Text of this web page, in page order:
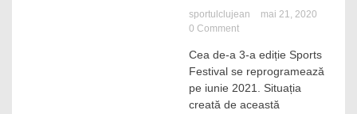
sportulclujean
mai 21, 2020
0 Commenton
Festival
ia
o
Cea de-a 3-a ediție Sports
Festival se reprogramează
pe iunie 2021. Situația
creată de această